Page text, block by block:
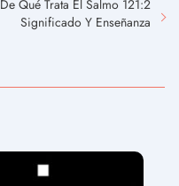
De Qué Trata El Salmo 121:2
Significado Y Enseñanza